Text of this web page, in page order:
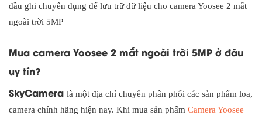
đầu ghi chuyên dụng để lưu trữ dữ liệu cho camera Yoosee 2 mắt
ngoài trời 5MP
Mua camera Yoosee 2 mắt ngoài trời 5MP ở đâu
uy tín?
SkyCamera là một địa chỉ chuyên phân phối các sản phẩm loa,
camera chính hãng hiện nay. Khi mua sản phẩm Camera Yoosee